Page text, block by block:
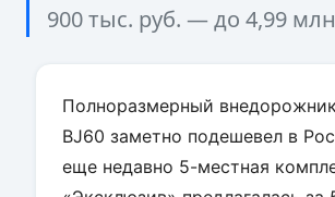
900 тыс. руб. — до 4,99
Полноразмерный
BJ60 заметно подешевел в
еще недавно 5-местная